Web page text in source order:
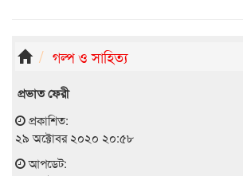
গল্প ও সাহিত্য
প্রভাত ফেরী
প্রকাশিত:
২৯ অক্টোবর ২০২০ ২০:৫৮
আপডেট: